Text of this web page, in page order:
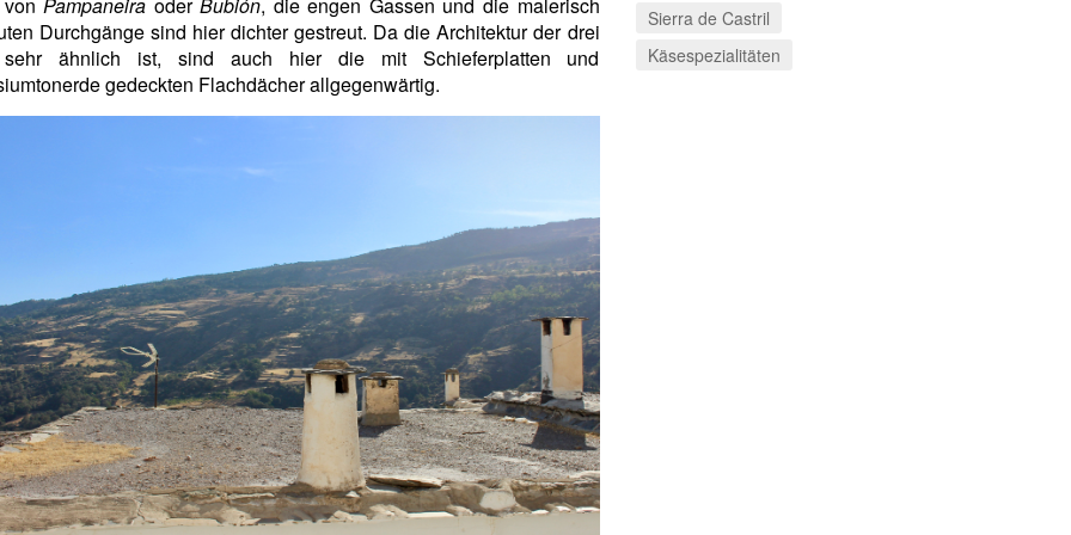
vonPampaneira oderBubión, die engen Gassen und die malerisch
Durchgänge sind hier dichter gestreut. Da die Architektur der drei
sehr ähnlich ist, sind auch hier die mit Schieferplatten und
gedeckten Flachdächer allgegenwärtig.
Sierra de Castril
Käsespezialitäten